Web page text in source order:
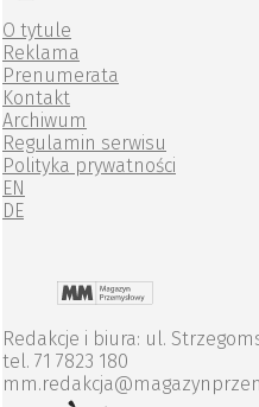
O tytule
Reklama
Prenumerata
Kontakt
Archiwum
Regulamin serwisu
Polityka prywatności
EN
DE
Redakcje i biura: ul.
tel. 71 7823 180